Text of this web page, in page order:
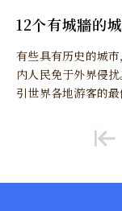
12个有城牆的
有些具有历史的城
内人民免于外界侵
引世界各地游客的最